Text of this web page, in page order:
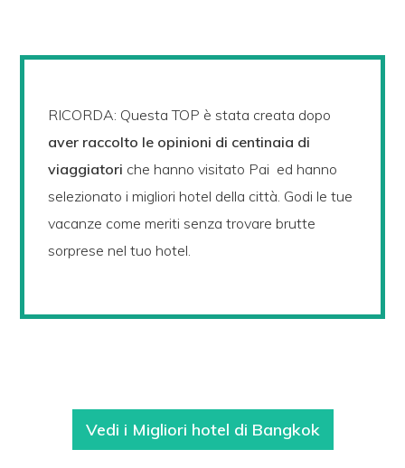
RICORDA: Questa TOP è stata creata dopo
aver raccolto le opinioni di centinaia di
viaggiatori che hanno visitato Pai ed hanno
selezionato i migliori hotel della città. Godi le tue
vacanze come meriti senza trovare brutte
sorprese nel tuo hotel.
Vedi i Migliori hotel di Bangkok